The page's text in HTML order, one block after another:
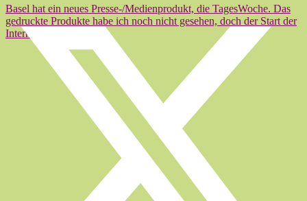
Basel hat ein neues Presse-/Medienprodukt, die TagesWoche. Das
gedruckte Produkte habe ich noch nicht gesehen, doch der Start der
Internet-Präsenz…